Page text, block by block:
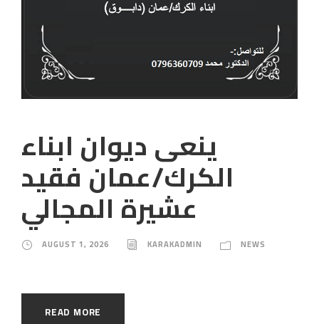
ينعى ديوان ابناء
الكرك/عمان فقيد
عشيرة المجالي
AUGUST 1, 2026 KARAKADMIN NEWS
READ MORE